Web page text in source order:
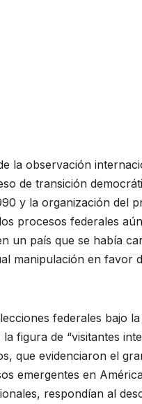
la observación
de transición
y la organización del
procesos federales
un país que se había
manipulación en favor
federales bajo
figura de “visitantes
que evidenciaron el
emergentes en
respondían al